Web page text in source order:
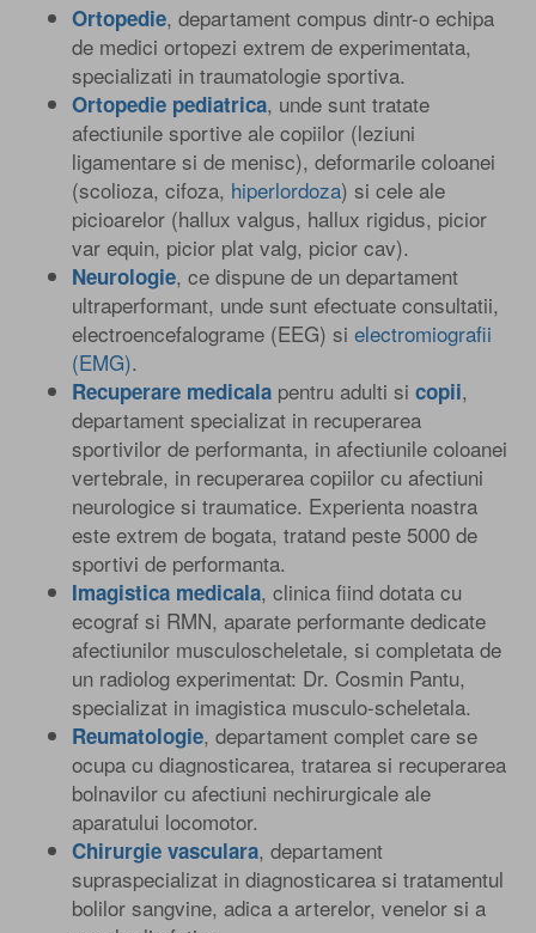
Ortopedie, departament compus dintr-o echipa
de medici ortopezi extrem de experimentata,
specializati in traumatologie sportiva.
Ortopedie pediatrica, unde sunt tratate
afectiunile sportive ale copiilor (leziuni
ligamentare si de menisc), deformarile coloanei
(scolioza, cifoza, hiperlordoza) si cele ale
picioarelor (hallux valgus, hallux rigidus, picior
var equin, picior plat valg, picior cav).
Neurologie, ce dispune de un departament
ultraperformant, unde sunt efectuate consultatii,
electroencefalograme (EEG) si electromiografii
(EMG).
Recuperare medicala pentru adulti si copii,
departament specializat in recuperarea
sportivilor de performanta, in afectiunile coloanei
vertebrale, in recuperarea copiilor cu afectiuni
neurologice si traumatice. Experienta noastra
este extrem de bogata, tratand peste 5000 de
sportivi de performanta.
Imagistica medicala, clinica fiind dotata cu
ecograf si RMN, aparate performante dedicate
afectiunilor musculoscheletale, si completata de
un radiolog experimentat: Dr. Cosmin Pantu,
specializat in imagistica musculo-scheletala.
Reumatologie, departament complet care se
ocupa cu diagnosticarea, tratarea si recuperarea
bolnavilor cu afectiuni nechirurgicale ale
aparatului locomotor.
Chirurgie vasculara, departament
supraspecializat in diagnosticarea si tratamentul
bolilor sangvine, adica a arterelor, venelor si a